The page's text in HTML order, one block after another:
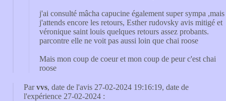
j'ai consulté mâcha capucine également super sympa ,mais
j'attends encore les retours, Esther rudovsky avis mitigé et
véronique saint louis quelques retours assez probants.
parcontre elle ne voit pas aussi loin que chai roose
Mais mon coup de coeur et mon coup de peur c'est chai
roose
Parvvs, date de l'avis 27-02-2024 19:16:19, date de
l'expérience 27-02-2024 :